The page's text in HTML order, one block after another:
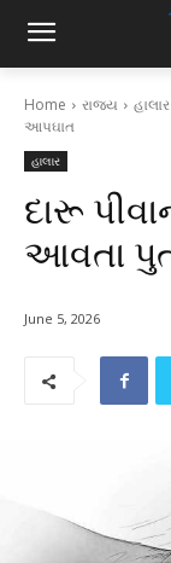
Home રાજ્ય હાલાર
આપઘાત
હાલાર
દારૂ
આવતા
June 5, 2026